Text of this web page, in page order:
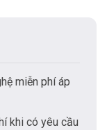
miễn phí áp
khi có yêu cầu